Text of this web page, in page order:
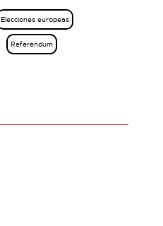
Elecciones europeas
Referéndum